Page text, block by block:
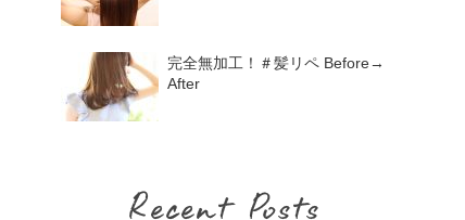
完全無加工！＃髪リペ Before→
After